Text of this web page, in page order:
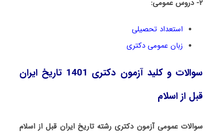
۲- دروس عمومی:
استعداد تحصیلی
زبان عمومی دکتری
سوالات و کلید آزمون دکتری 1401 تاریخ ایران
قبل از اسلام
سوالات عمومی آزمون دکتری رشته تاریخ ایران قبل از اسلام